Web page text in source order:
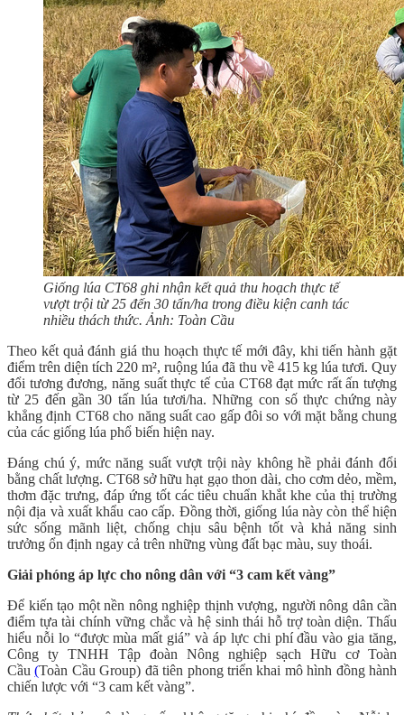
Giống lúa CT68 ghi nhận kết quả thu hoạch thực tế
vượt trội từ 25 đến 30 tấn/ha trong điều kiện canh tác
nhiều thách thức. Ảnh: Toàn Cầu
Theo kết quả đánh giá thu hoạch thực tế mới đây, khi tiến hành gặt
điểm trên diện tích 220 m², ruộng lúa đã thu về 415 kg lúa tươi. Quy
đổi tương đương, năng suất thực tế của CT68 đạt mức rất ấn tượng
từ 25 đến gần 30 tấn lúa tươi/ha. Những con số thực chứng này
khẳng định CT68 cho năng suất cao gấp đôi so với mặt bằng chung
của các giống lúa phổ biến hiện nay.
Đáng chú ý, mức năng suất vượt trội này không hề phải đánh đổi
bằng chất lượng. CT68 sở hữu hạt gạo thon dài, cho cơm dẻo, mềm,
thơm đặc trưng, đáp ứng tốt các tiêu chuẩn khắt khe của thị trường
nội địa và xuất khẩu cao cấp. Đồng thời, giống lúa này còn thể hiện
sức sống mãnh liệt, chống chịu sâu bệnh tốt và khả năng sinh
trưởng ổn định ngay cả trên những vùng đất bạc màu, suy thoái.
Giải phóng áp lực cho nông dân với “3 cam kết vàng”
Để kiến tạo một nền nông nghiệp thịnh vượng, người nông dân cần
điểm tựa tài chính vững chắc và hệ sinh thái hỗ trợ toàn diện. Thấu
hiểu nỗi lo “được mùa mất giá” và áp lực chi phí đầu vào gia tăng,
Công ty TNHH Tập đoàn Nông nghiệp sạch Hữu cơ Toàn
Cầu(Toàn Cầu Group) đã tiên phong triển khai mô hình đồng hành
chiến lược với “3 cam kết vàng”.